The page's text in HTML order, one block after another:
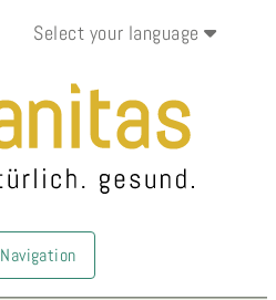
Select your language
Navigation